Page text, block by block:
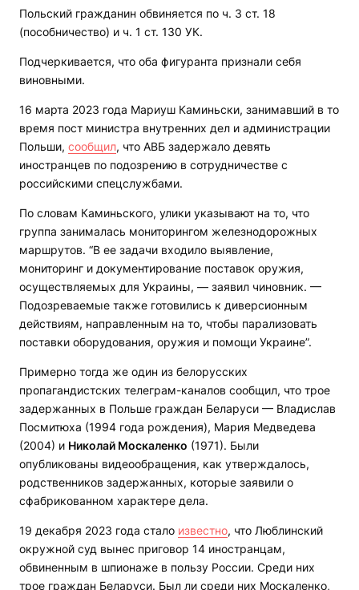
Польский гражданин обвиняется по ч. 3 ст. 18
(пособничество) и ч. 1 ст. 130 УК.
Подчеркивается, что оба фигуранта признали себя
виновными.
16 марта 2023 года Мариуш Каминьски, занимавший в то
время пост министра внутренних дел и администрации
Польши, сообщил, что АВБ задержало девять
иностранцев по подозрению в сотрудничестве с
российскими спецслужбами.
По словам Каминьского, улики указывают на то, что
группа занималась мониторингом железнодорожных
маршрутов. “В ее задачи входило выявление,
мониторинг и документирование поставок оружия,
осуществляемых для Украины, — заявил чиновник. —
Подозреваемые также готовились к диверсионным
действиям, направленным на то, чтобы парализовать
поставки оборудования, оружия и помощи Украине”.
Примерно тогда же один из белорусских
пропагандистских телеграм-каналов сообщил, что трое
задержанных в Польше граждан Беларуси — Владислав
Посмитюха (1994 года рождения), Мария Медведева
(2004) и Николай Москаленко (1971). Были
опубликованы видеообращения, как утверждалось,
родственников задержанных, которые заявили о
сфабрикованном характере дела.
19 декабря 2023 года стало известно, что Люблинский
окружной суд вынес приговор 14 иностранцам,
обвиненным в шпионаже в пользу России. Среди них
трое граждан Беларуси. Был ли среди них Москаленко,